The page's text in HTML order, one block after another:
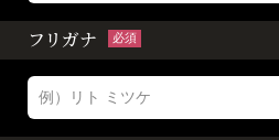
フリガナ 必須